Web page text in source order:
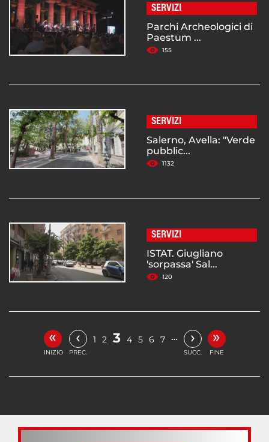
SERVIZI
Parchi Archeologici di
Paestum ...
155
SERVIZI
Salerno, Avella: "Verde
pubblic...
1132
SERVIZI
ISTAT. Giugliano
'sorpassa' Sal...
120
«
INIZIO
‹
PREC.
1 2 3 4 5 6 7 … ›
SUCC.
»
FINE